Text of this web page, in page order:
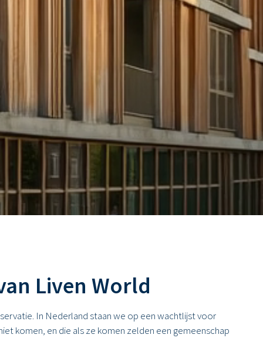
Liven World
In Nederland staan we op een wachtlijst voor
komen, en die als ze komen zelden een gemeenschap